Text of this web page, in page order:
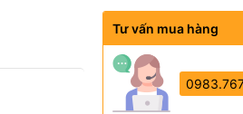
Tư vấn mua hàng